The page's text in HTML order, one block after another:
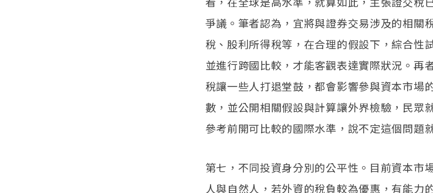
爭議。筆者認為，宜將與證券交易涉及的相關
稅、股利所得稅等，在合理的假設下，綜合性
並進行跨國比較，才能客觀表達實際狀況。再
稅讓一些人打退堂鼓，都會影響參與資本市場
數，並公開相關假設與計算讓外界檢驗，民眾
參考前開可比較的國際水準，說不定這個問題
第七，不同投資身分別的公平性。目前資本市
人與自然人，若外資的稅負較為優惠，有能力